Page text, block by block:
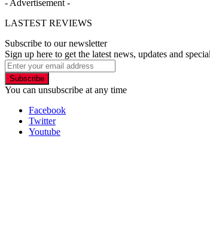
- Advertisement -
LASTEST REVIEWS
Subscribe to our newsletter
Sign up here to get the latest news, updates and
Subscribe
You can unsubscribe at any time
Facebook
Twitter
Youtube